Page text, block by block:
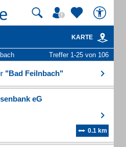
KARTE
Treffer 1-25 von 106
"Bad Feilnbach"
eG
0.1 km